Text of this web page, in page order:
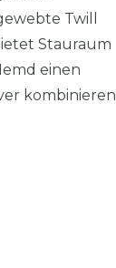
Twill
Stauraum
einen
kombinieren